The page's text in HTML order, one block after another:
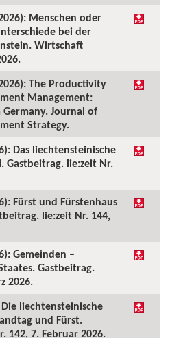
Menschen oder
bei der
Wirtschaft
The Productivity
Management:
Germany. Journal of
Strategy.
Das liechtensteinische
Gastbeitrag. lie:zeit Nr.
Fürst und Fürstenhaus
lie:zeit Nr. 144,
Gemeinden –
Gastbeitrag.
2026.
liechtensteinische
und Fürst.
142, 7. Februar 2026.